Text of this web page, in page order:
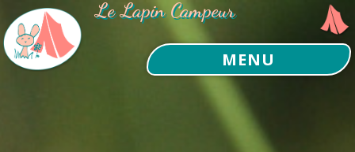
Le Lapin Campeur
MENU